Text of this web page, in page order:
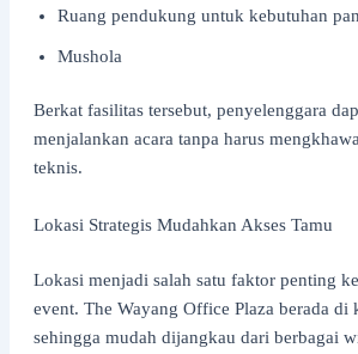
Ruang pendukung untuk kebutuhan
Mushola
Berkat fasilitas tersebut, penyelenggara
menjalankan acara tanpa harus
teknis.
Lokasi Strategis Mudahkan Akses Tamu
Lokasi menjadi salah satu faktor penting
event. The Wayang Office Plaza berada di
sehingga mudah dijangkau dari berbagai